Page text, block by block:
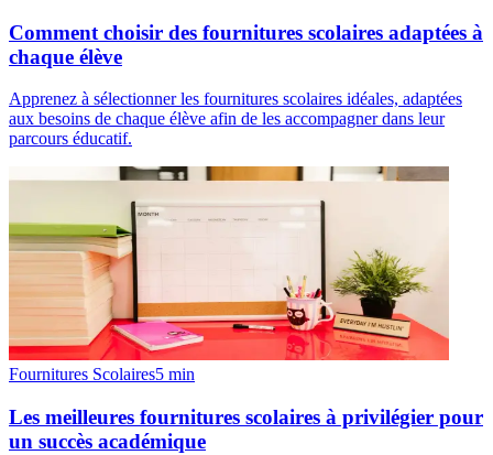
Comment choisir des fournitures scolaires adaptées à
chaque élève
Apprenez à sélectionner les fournitures scolaires idéales, adaptées
aux besoins de chaque élève afin de les accompagner dans leur
parcours éducatif.
Fournitures Scolaires5 min
Les meilleures fournitures scolaires à privilégier pour
un succès académique